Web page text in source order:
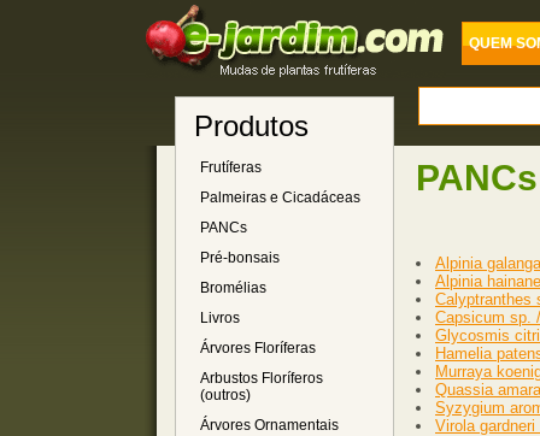
QUEM
Produtos
Frutíferas
Palmeiras e Cicadáceas
PANCs
Pré-bonsais
Bromélias
Livros
Árvores Floríferas
Arbustos Floríferos
(outros)
Árvores Ornamentais
PANCs
Alpinia
Alpinia
Calyptranthes
Capsicum sp.
Glycosmis
Hamelia
Murraya
Quassia
Syzygium
Virola